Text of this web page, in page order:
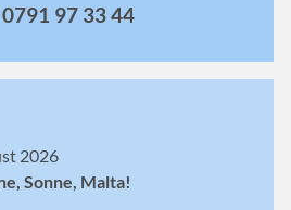
0791 97 33 44
2026
Sonne, Malta!